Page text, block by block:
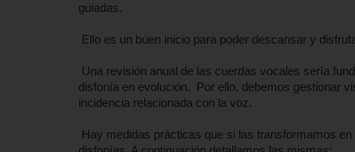
guiadas.
Ello es un buen inicio para poder descansar y
Una revisión anual de las cuerdas vocales sería
disfonía en evolución. Por ello, debemos gestionar
incidencia relacionada con la voz.
Hay medidas prácticas que si las transformamos